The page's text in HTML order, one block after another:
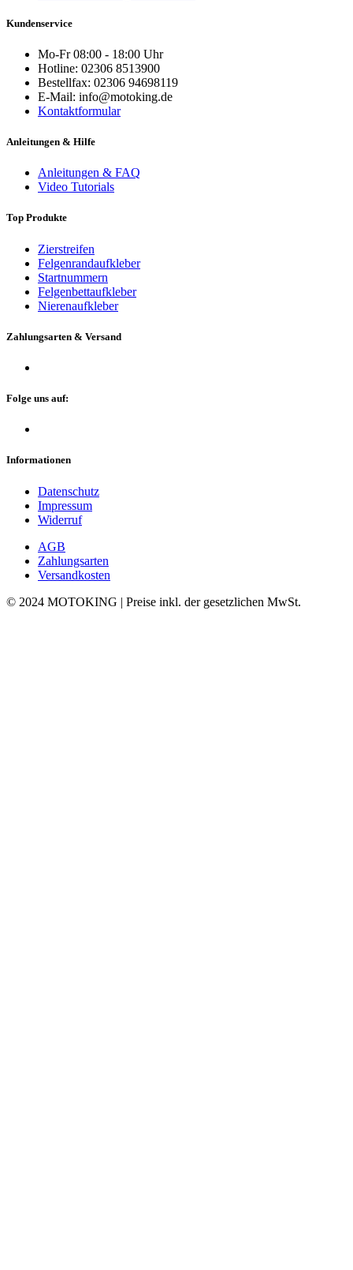
Kundenservice
Mo-Fr 08:00 - 18:00 Uhr
Hotline: 02306 8513900
Bestellfax: 02306 94698119
E-Mail: info@motoking.de
Kontaktformular
Anleitungen & Hilfe
Anleitungen & FAQ
Video Tutorials
Top Produkte
Zierstreifen
Felgenrandaufkleber
Startnummern
Felgenbettaufkleber
Nierenaufkleber
Zahlungsarten & Versand
Folge uns auf:
Informationen
Datenschutz
Impressum
Widerruf
AGB
Zahlungsarten
Versandkosten
© 2024 MOTOKING | Preise inkl. der gesetzlichen MwSt.